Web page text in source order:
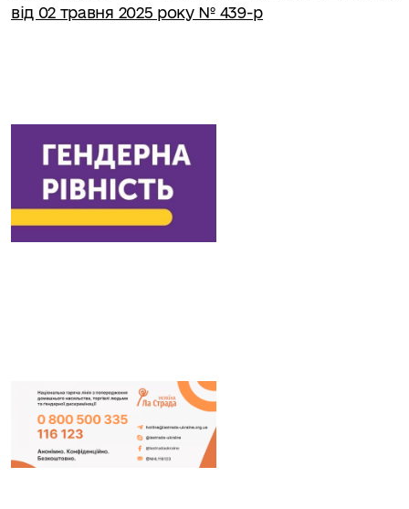
від 02 травня 2025 року № 439-р